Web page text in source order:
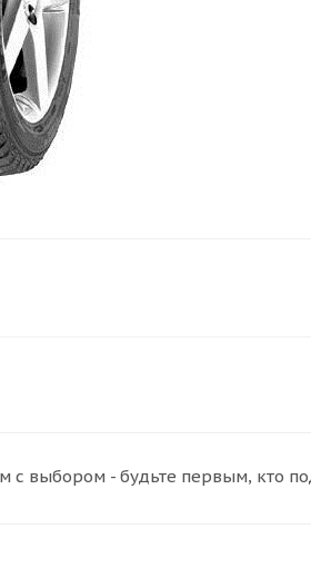
с выбором - будьте первым, кто